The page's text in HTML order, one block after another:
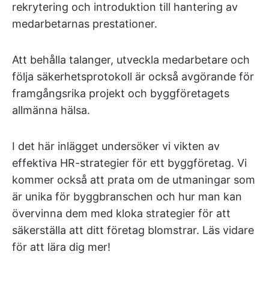
rekrytering och introduktion till hantering av
medarbetarnas prestationer.
Att behålla talanger, utveckla medarbetare och
följa säkerhetsprotokoll är också avgörande för
framgångsrika projekt och byggföretagets
allmänna hälsa.
I det här inlägget undersöker vi vikten av
effektiva HR-strategier för ett byggföretag. Vi
kommer också att prata om de utmaningar som
är unika för byggbranschen och hur man kan
övervinna dem med kloka strategier för att
säkerställa att ditt företag blomstrar. Läs vidare
för att lära dig mer!